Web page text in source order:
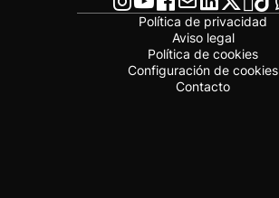
Política de privacidad
Aviso legal
Política de cookies
Configuración de cookies
Contacto